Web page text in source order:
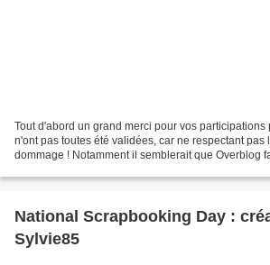
Tout d'abord un grand merci pour vos
n'ont pas toutes été validées, car ne respectant pas
dommage ! Notamment il semblerait que Overblog
National Scrapbooking Day :
Sylvie85